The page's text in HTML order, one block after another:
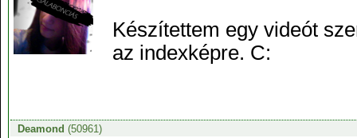
Készítettem egy videót
az indexképre. C:
Deamond (50961)